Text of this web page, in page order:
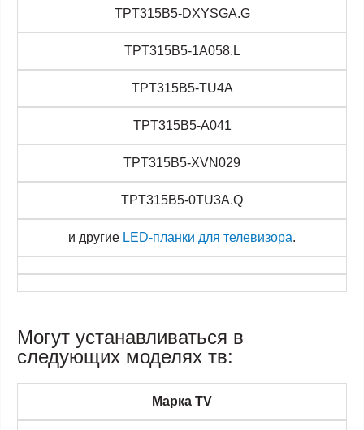
TPT315B5-DXYSGA.G
TPT315B5-1A058.L
TPT315B5-TU4A
TPT315B5-A041
TPT315B5-XVN029
TPT315B5-0TU3A.Q
и другие LED-планки для телевизора.
Могут устанавливаться в
следующих моделях тв:
Марка TV